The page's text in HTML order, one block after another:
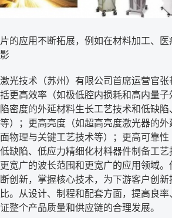
的应用不断拓展，例如在材料加工、
光技术（苏州）有限公司首席运营官
更高效率（如极低腔内损耗和高内量
密度的外延材料生长工艺技术和低缺
）；更高亮度（如超高亮度激光器的
物理与关键工艺技术等）；更高可靠
缺陷、低应力精细化材料器件制备工艺
宽广的波长范围和更宽广的应用领域
创新，掌握核心技术，为下游客户创
。从设计、制程和配套方面，提高良
整个产品质量和供应链的合理发展。